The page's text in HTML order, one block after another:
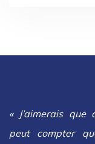
« J’aimerais que
peut compter